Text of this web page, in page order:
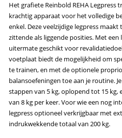
Het grafiete Reinbold REHA Legpress
krachtig apparaat voor het volledige
enkel. Deze veelzijdige legpress
zittende als liggende posities. Met
uitermate geschikt voor
voetplaat biedt de mogelijkheid om
te trainen, en met de optionele
balansoefeningen toe aan je routine.
stappen van 5 kg, oplopend tot 15 kg,
van 8 kg per keer. Voor wie een nog
legpress optioneel verkrijgbaar met
indrukwekkende totaal van 200 kg.